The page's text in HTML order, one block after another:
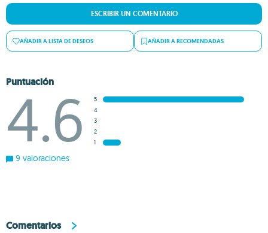
ESCRIBIR UN COMENTARIO
AÑADIR A LISTA DE DESEOS AÑADIR A RECOMENDADAS
Puntuación
4.6
5
4
3
2
1
9 valoraciones
Comentarios